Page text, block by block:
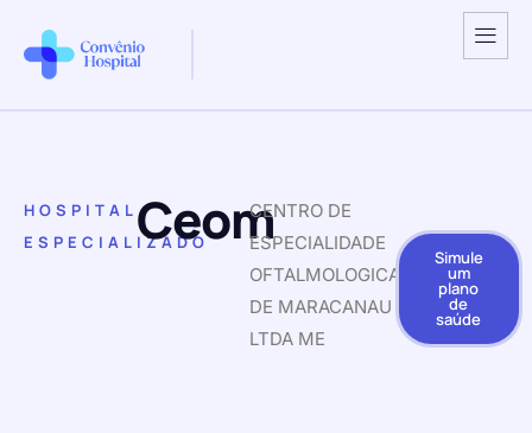
HOSPITAL
ESPECIALIZADO
CeomCENTRO DE
ESPECIALIDADE
OFTALMOLOGICA
DE MARACANAU
LTDA ME
Simule
um
plano
de
saúde